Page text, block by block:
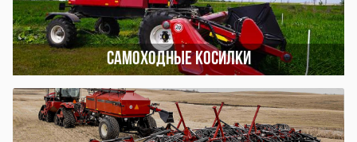
Самоходные косилки